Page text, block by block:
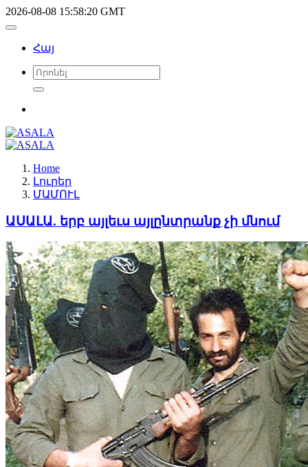
2026-08-08 15:58:20 GMT
Հայ
Home
Լուրեր
ՄԱՄՈՒԼ
ԱՍԱԼԱ. երբ այլեւս այլընտրանք չի մնում